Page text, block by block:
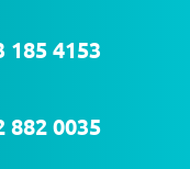
185 4153
882 0035